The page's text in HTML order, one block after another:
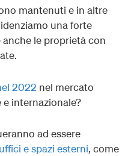
mantenuti e in altre
una forte
le proprietà con
2022 nel mercato
internazionale?
ad essere
uffici e spazi esterni, come